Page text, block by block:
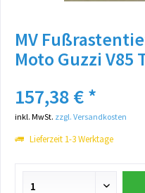
MV
Moto Guzzi V85
157,38 € *
inkl. MwSt. zzgl. Versandkosten
Lieferzeit 1-3 Werktage